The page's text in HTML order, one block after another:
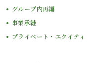
グループ内再編
事業承継
プライベート・エクイティ